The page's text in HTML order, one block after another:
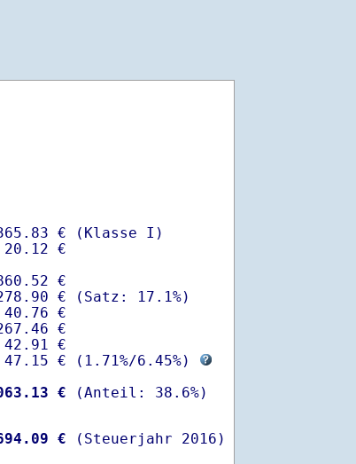
€ (Klasse I)
€
€
€ (Satz: 17.1%)
€
€
€
€ ( 1.71%/6.45%)
€
€ (Steuerjahr 2016)